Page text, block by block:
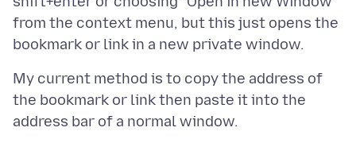
from the context menu, but this just opens the
My current method is to copy the address of
the bookmark or link then paste it into the